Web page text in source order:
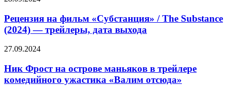
другом
мире»
появился
второй
с
песней
из
фильм
«Субстанция»
/
Substance
—
трейлеры,
Рецензия на фильм «Субстанция» / The Substance
(2024) — трейлеры, дата выхода
Ник
на
острове
маньяков
27.09.2024
Ник Фрост на острове маньяков в трейлере
комедийного ужастика «Валим отсюда»